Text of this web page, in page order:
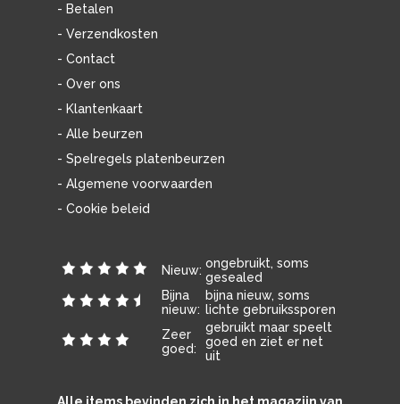
- Betalen
- Verzendkosten
- Contact
- Over ons
- Klantenkaart
- Alle beurzen
- Spelregels platenbeurzen
- Algemene voorwaarden
- Cookie beleid
Nieuw: ongebruikt, soms
gesealed
Bijna
nieuw:
bijna nieuw, soms
lichte gebruikssporen
Zeer
goed:
gebruikt maar speelt
goed en ziet er net
uit